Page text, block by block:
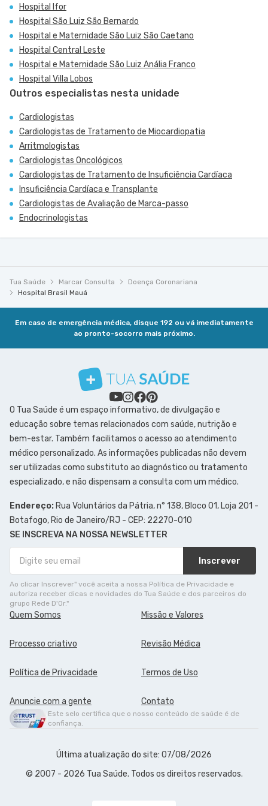
Hospital Ifor
Hospital São Luiz São Bernardo
Hospital e Maternidade São Luiz São Caetano
Hospital Central Leste
Hospital e Maternidade São Luiz Anália Franco
Hospital Villa Lobos
Outros especialistas nesta unidade
Cardiologistas
Cardiologistas de Tratamento de Miocardiopatia
Arritmologistas
Cardiologistas Oncológicos
Cardiologistas de Tratamento de Insuficiência Cardíaca
Insuficiência Cardíaca e Transplante
Cardiologistas de Avaliação de Marca-passo
Endocrinologistas
Tua Saúde Marcar Consulta
Doença Coronariana
Hospital Brasil Mauá
Em caso de emergência médica, disque 192 ou vá imediatamente
ao pronto-socorro mais próximo.
O Tua Saúde é um espaço informativo, de divulgação e
educação sobre temas relacionados com saúde, nutrição e
bem-estar. Também facilitamos o acesso ao atendimento
médico personalizado. As informações publicadas não devem
ser utilizadas como substituto ao diagnóstico ou tratamento
especializado, e não dispensam a consulta com um médico.
Endereço: Rua Voluntários da Pátria, n° 138, Bloco 01, Loja 201 -
Botafogo, Rio de Janeiro/RJ - CEP: 22270-010
SE INSCREVA NA NOSSA NEWSLETTER
Inscrever
Ao clicar Inscrever" você aceita a nossa Política de Privacidade e
autoriza receber dicas e novidades do Tua Saúde e dos parceiros do
grupo Rede D'Or."
Quem Somos Missão e Valores
Processo criativo Revisão Médica
Política de Privacidade Termos de Uso
Anuncie com a gente Contato
Este selo certifica que o nosso conteúdo de saúde é de
confiança.
Última atualização do site: 07/08/2026
© 2007 - 2026 Tua Saúde. Todos os direitos reservados.